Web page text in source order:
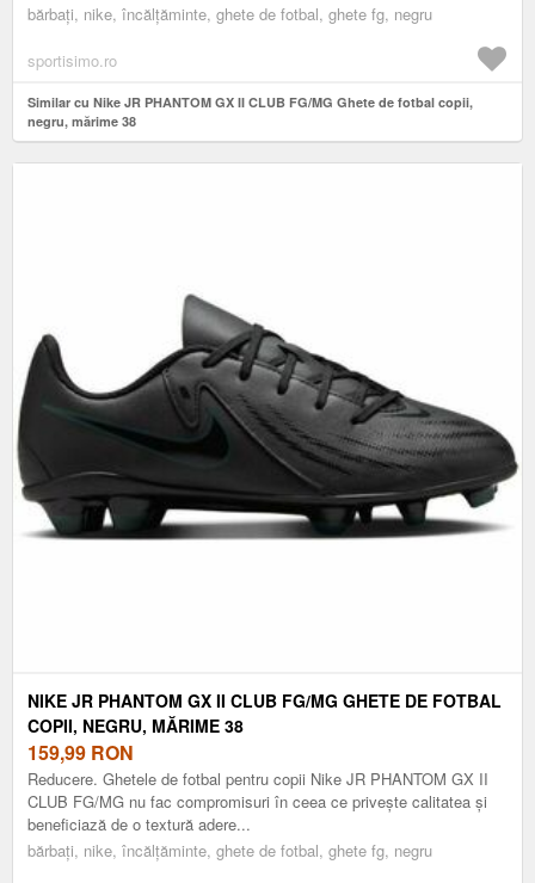
bărbați, nike, încălțăminte, ghete de fotbal, ghete fg, negru
sportisimo.ro
Similar cu Nike JR PHANTOM GX II CLUB FG/MG Ghete de fotbal copii,
negru, mărime 38
NIKE JR PHANTOM GX II CLUB FG/MG GHETE DE FOTBAL
COPII, NEGRU, MĂRIME 38
159,99 RON
Reducere. Ghetele de fotbal pentru copii Nike JR PHANTOM GX II
CLUB FG/MG nu fac compromisuri în ceea ce privește calitatea și
beneficiază de o textură adere...
bărbați, nike, încălțăminte, ghete de fotbal, ghete fg, negru